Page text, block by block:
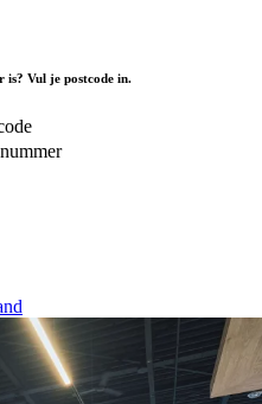
is? Vul je postcode in.